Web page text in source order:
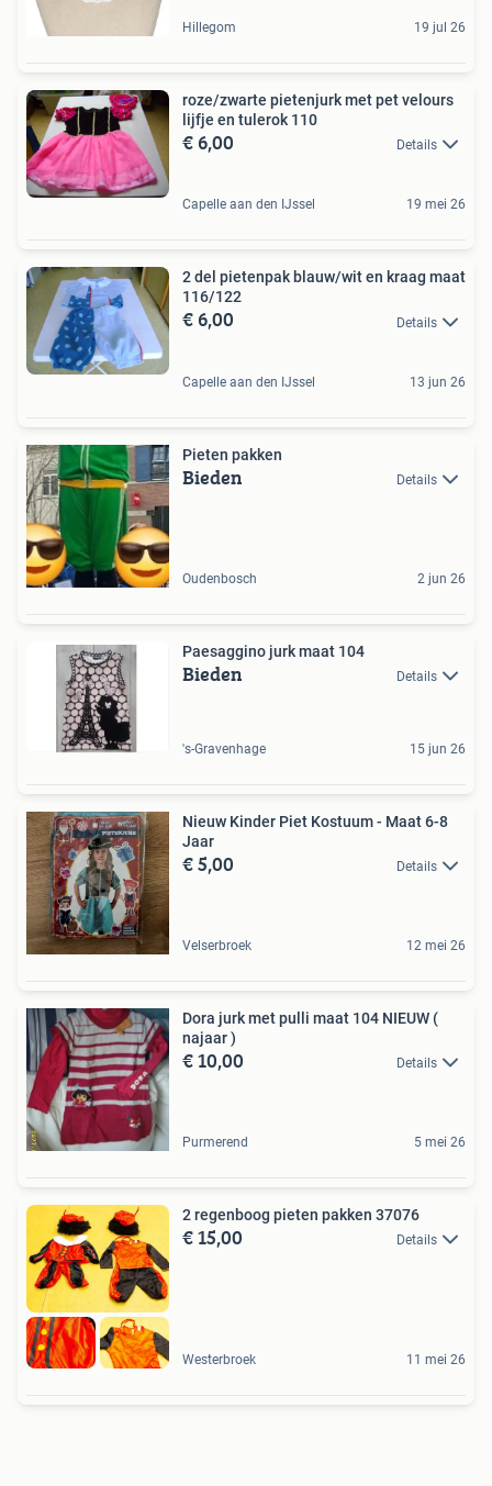
Hillegom 19 jul 26
roze/zwarte pietenjurk met pet velours
lijfje en tulerok 110
€ 6,00 Details
Capelle aan den IJssel 19 mei 26
2 del pietenpak blauw/wit en kraag maat
116/122
€ 6,00 Details
Capelle aan den IJssel 13 jun 26
Pieten pakken
Bieden Details
Oudenbosch 2 jun 26
Paesaggino jurk maat 104
Bieden Details
's-Gravenhage 15 jun 26
Nieuw Kinder Piet Kostuum - Maat 6-8
Jaar
€ 5,00 Details
Velserbroek 12 mei 26
Dora jurk met pulli maat 104 NIEUW (
najaar )
€ 10,00 Details
Purmerend 5 mei 26
2 regenboog pieten pakken 37076
€ 15,00 Details
Westerbroek 11 mei 26